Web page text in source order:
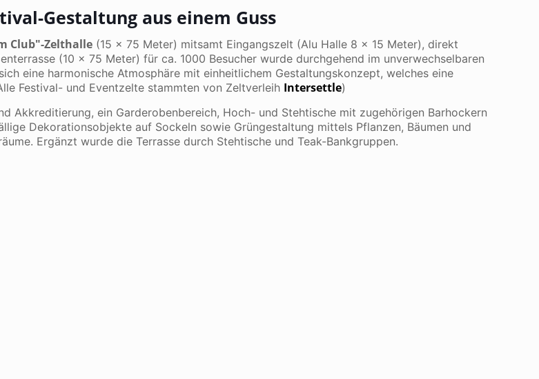
Gestaltung aus einem Guss
Club"-Zelthalle (15 x 75 Meter) mitsamt Eingangszelt (Alu Halle 8 x 15 Meter), direkt
(10 x 75 Meter) für ca. 1000 Besucher wurde durchgehend im unverwechselbaren
eine harmonische Atmosphäre mit einheitlichem Gestaltungskonzept, welches eine
Festival- und Eventzelte stammten von Zeltverleih Intersettle)
Akkreditierung, ein Garderobenbereich, Hoch- und Stehtische mit zugehörigen Barhockern
Dekorationsobjekte auf Sockeln sowie Grüngestaltung mittels Pflanzen, Bäumen und
Ergänzt wurde die Terrasse durch Stehtische und Teak-Bankgruppen.